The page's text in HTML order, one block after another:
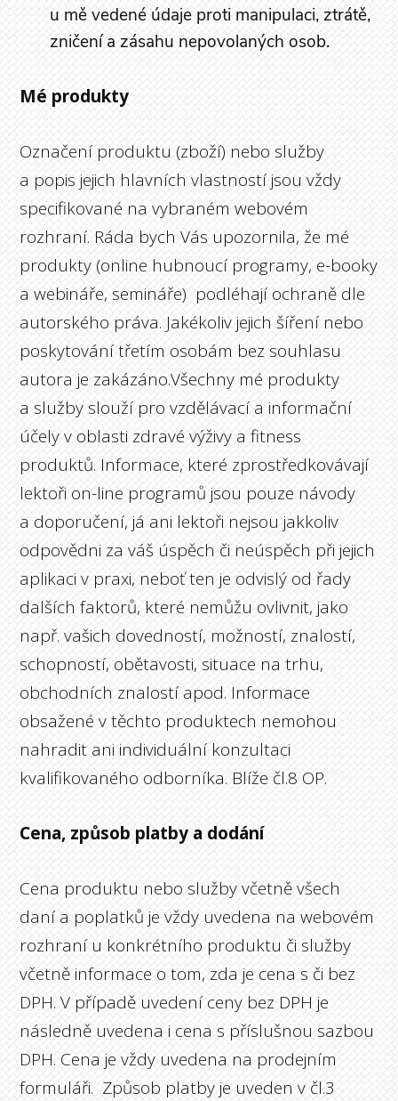
u mě vedené údaje proti manipulaci, ztrátě,
zničení a zásahu nepovolaných osob.
Mé produkty
Označení produktu (zboží) nebo služby
a popis jejich hlavních vlastností jsou vždy
specifikované na vybraném webovém
rozhraní. Ráda bych Vás upozornila, že mé
produkty (online hubnoucí programy, e-booky
a webináře, semináře) podléhají ochraně dle
autorského práva. Jakékoliv jejich šíření nebo
poskytování třetím osobám bez souhlasu
autora je zakázáno.Všechny mé produkty
a služby slouží pro vzdělávací a informační
účely v oblasti zdravé výživy a fitness
produktů. Informace, které zprostředkovávají
lektoři on-line programů jsou pouze návody
a doporučení, já ani lektoři nejsou jakkoliv
odpovědni za váš úspěch či neúspěch při jejich
aplikaci v praxi, neboť ten je odvislý od řady
dalších faktorů, které nemůžu ovlivnit, jako
např. vašich dovedností, možností, znalostí,
schopností, obětavosti, situace na trhu,
obchodních znalostí apod. Informace
obsažené v těchto produktech nemohou
nahradit ani individuální konzultaci
kvalifikovaného odborníka. Blíže čl.8 OP.
Cena, způsob platby a dodání
Cena produktu nebo služby včetně všech
daní a poplatků je vždy uvedena na webovém
rozhraní u konkrétního produktu či služby
včetně informace o tom, zda je cena s či bez
DPH. V případě uvedení ceny bez DPH je
následně uvedena i cena s příslušnou sazbou
DPH. Cena je vždy uvedena na prodejním
formuláři. Způsob platby je uveden v čl.3